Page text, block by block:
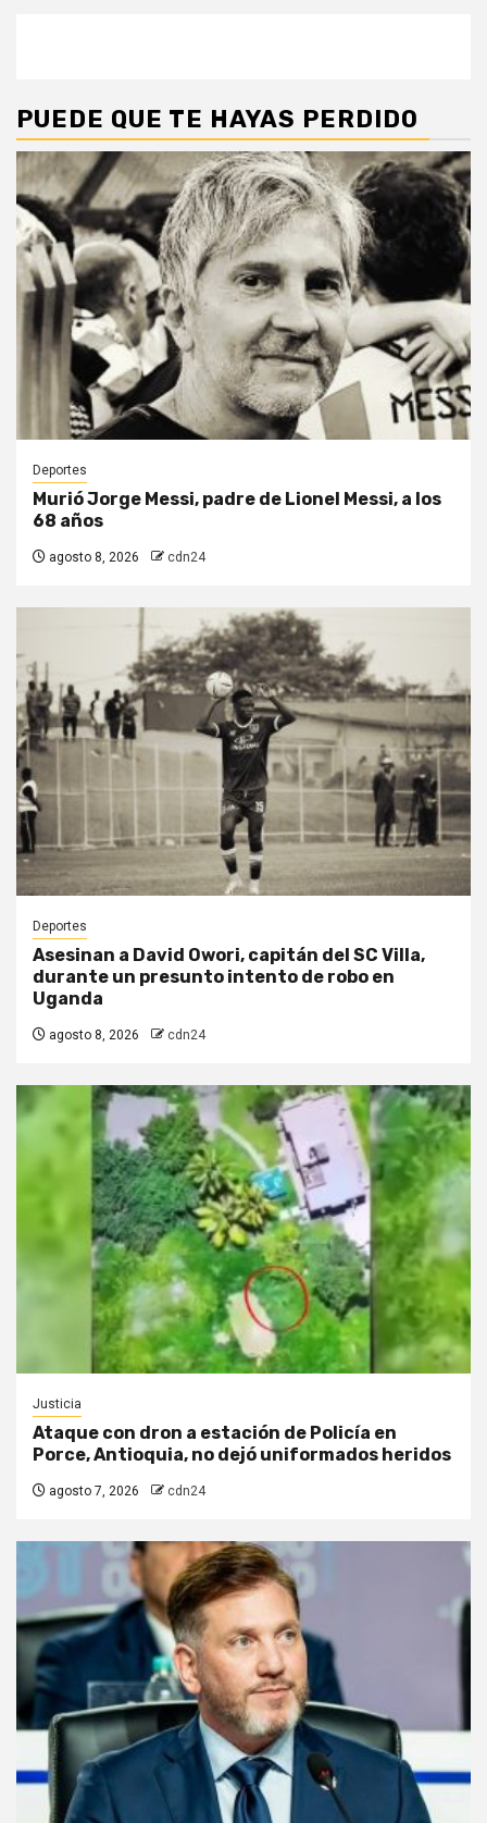
PUEDE QUE TE HAYAS PERDIDO
Deportes
Murió Jorge Messi, padre de Lionel Messi, a los
68 años
agosto 8, 2026 cdn24
Deportes
Asesinan a David Owori, capitán del SC Villa,
durante un presunto intento de robo en
Uganda
agosto 8, 2026 cdn24
Justicia
Ataque con dron a estación de Policía en
Porce, Antioquia, no dejó uniformados heridos
agosto 7, 2026 cdn24